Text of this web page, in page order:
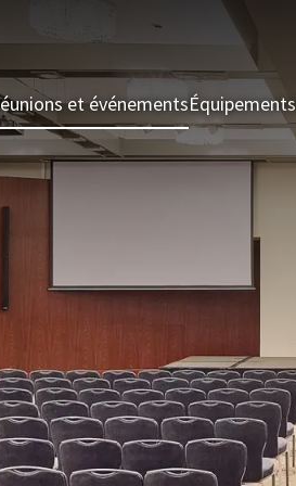
et événementsÉquipements